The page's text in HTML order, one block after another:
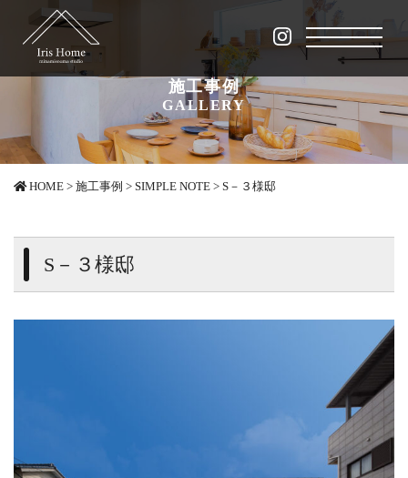
施工事例
GALLERY
HOME > 施工事例 > SIMPLE NOTE > S－３様邸
S－３様邸